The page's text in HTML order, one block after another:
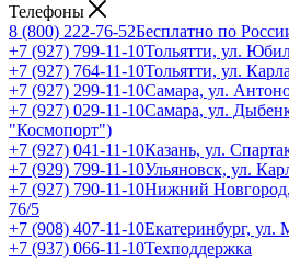
Телефоны
8 (800) 222-76-52Бесплатно по
+7 (927) 799-11-10Тольятти, ул.
+7 (927) 764-11-10Тольятти, ул.
+7 (927) 299-11-10Самара, ул.
+7 (927) 029-11-10Самара, ул.
"Космопорт")
+7 (927) 041-11-10Казань, ул.
+7 (929) 799-11-10Ульяновск, ул.
+7 (927) 790-11-10Нижний
76/5
+7 (908) 407-11-10Екатеринбург,
+7 (937) 066-11-10Техподдержка